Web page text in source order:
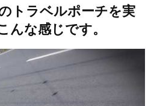
トラベルポーチを実
んな感じです。